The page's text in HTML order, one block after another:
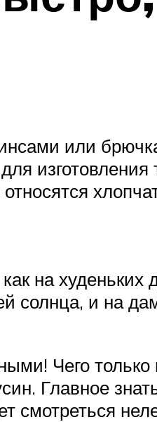
или
на худеньких
солнца, и на
Чего
Главное
смотреться